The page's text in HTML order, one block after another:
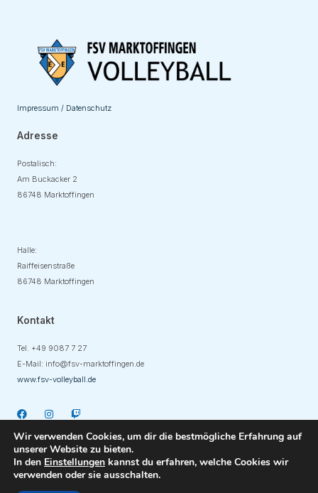
Impressum / Datenschutz
Adresse
Postalisch:
Am Buckacker 2
86748 Marktoffingen
Halle:
Raiffeisenstraße
86748 Marktoffingen
Kontakt
Tel. +49 9087 7 27
E-Mail: info@fsv-marktoffingen.de
www.fsv-volleyball.de
Wir verwenden Cookies, um dir die bestmögliche Erfahrung auf
unserer Website zu bieten.
In den Einstellungen kannst du erfahren, welche Cookies wir
verwenden oder sie ausschalten.